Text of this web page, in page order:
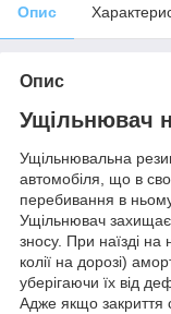
Опис
Опис
Ущільнювач
Ущільнювальна
автомобіля, що в
перебивання в
Ущільнювач захищає
зносу. При наїзді
колії на дорозі)
уберігаючи їх від
Адже якщо закриття